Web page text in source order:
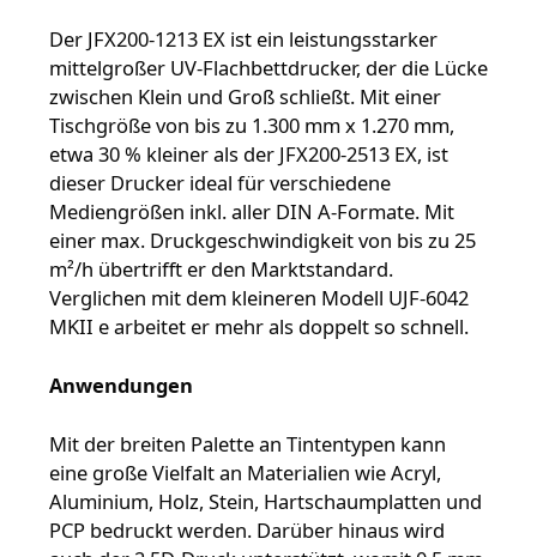
Der JFX200-1213 EX ist ein leistungsstarker
mittelgroßer UV-Flachbettdrucker, der die Lücke
zwischen Klein und Groß schließt. Mit einer
Tischgröße von bis zu 1.300 mm x 1.270 mm,
etwa 30 % kleiner als der JFX200-2513 EX, ist
dieser Drucker ideal für verschiedene
Mediengrößen inkl. aller DIN A-Formate. Mit
einer max. Druckgeschwindigkeit von bis zu 25
m²/h übertrifft er den Marktstandard.
Verglichen mit dem kleineren Modell UJF-6042
MKII e arbeitet er mehr als doppelt so schnell.
Anwendungen
Mit der breiten Palette an Tintentypen kann
eine große Vielfalt an Materialien wie Acryl,
Aluminium, Holz, Stein, Hartschaumplatten und
PCP bedruckt werden. Darüber hinaus wird